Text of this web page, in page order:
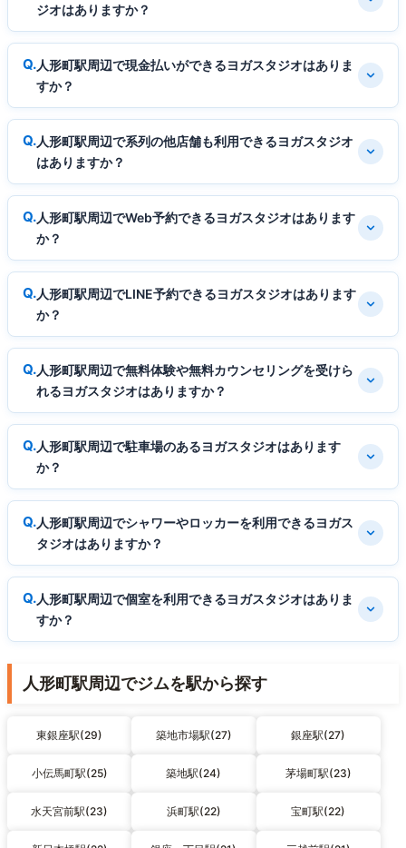
ジオはありますか？
人形町駅周辺で現金払いができるヨガスタジオはありま
すか？
人形町駅周辺で系列の他店舗も利用できるヨガスタジオ
はありますか？
人形町駅周辺でWeb予約できるヨガスタジオはあります
か？
人形町駅周辺でLINE予約できるヨガスタジオはあります
か？
人形町駅周辺で無料体験や無料カウンセリングを受けら
れるヨガスタジオはありますか？
人形町駅周辺で駐車場のあるヨガスタジオはあります
か？
人形町駅周辺でシャワーやロッカーを利用できるヨガス
タジオはありますか？
人形町駅周辺で個室を利用できるヨガスタジオはありま
すか？
人形町駅周辺でジムを駅から探す
東銀座駅(29) 築地市場駅(27) 銀座駅(27)
小伝馬町駅(25) 築地駅(24) 茅場町駅(23)
水天宮前駅(23) 浜町駅(22) 宝町駅(22)